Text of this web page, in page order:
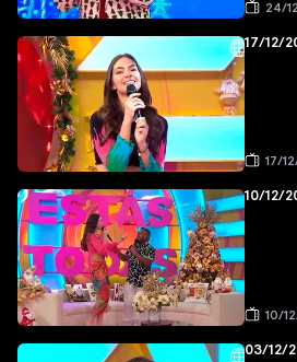
24/
17/12/
17/
10/12/
10/
03/12/